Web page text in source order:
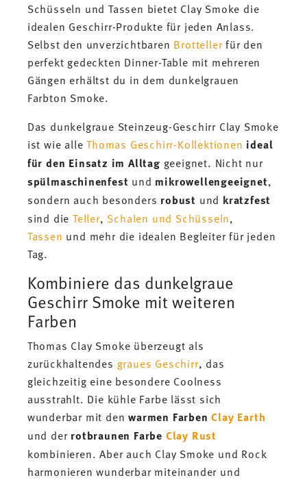
Schüsseln und Tassen bietet Clay Smoke die
idealen Geschirr-Produkte für jeden Anlass.
Selbst den unverzichtbaren Brottellerfür den
perfekt gedeckten Dinner-Table mit mehreren
Gängen erhältst du in dem dunkelgrauen
Farbton Smoke.
Das dunkelgraue Steinzeug-Geschirr Clay Smoke
ist wie alleThomas Geschirr-Kollektionen ideal
für den Einsatz im Alltag geeignet. Nicht nur
spülmaschinenfest und mikrowellengeeignet,
sondern auch besonders robust und kratzfest
sind dieTeller, Schalen und Schüsseln,
Tassen und mehr die idealen Begleiter für jeden
Tag.
Kombiniere das dunkelgraue
Geschirr Smoke mit weiteren
Farben
Thomas Clay Smoke überzeugt als
zurückhaltendes graues Geschirr, das
gleichzeitig eine besondere Coolness
ausstrahlt. Die kühle Farbe lässt sich
wunderbar mit denwarmen Farben Clay Earth
und der rotbraunen Farbe Clay Rust
kombinieren. Aber auch Clay Smoke und Rock
harmonieren wunderbar miteinander und